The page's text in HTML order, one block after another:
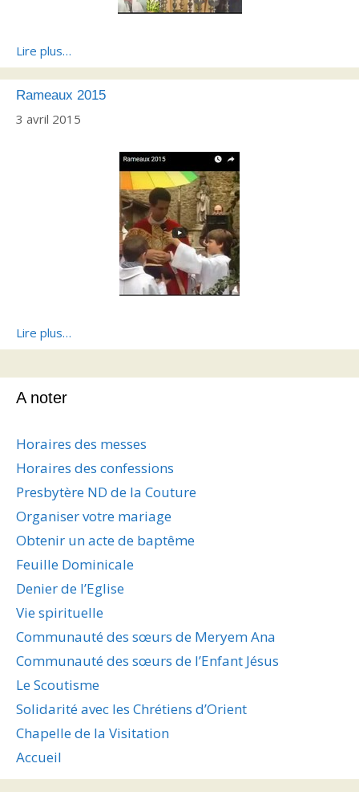
Lire plus…
Rameaux 2015
3 avril 2015
Lire plus…
A noter
Horaires des messes
Horaires des confessions
Presbytère ND de la Couture
Organiser votre mariage
Obtenir un acte de baptême
Feuille Dominicale
Denier de l’Eglise
Vie spirituelle
Communauté des sœurs de Meryem Ana
Communauté des sœurs de l’Enfant Jésus
Le Scoutisme
Solidarité avec les Chrétiens d’Orient
Chapelle de la Visitation
Accueil